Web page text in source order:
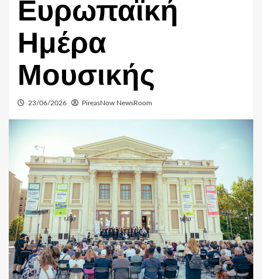
Ευρωπαϊκή
Ημέρα
Μουσικής
23/06/2026 PireasNow NewsRoom